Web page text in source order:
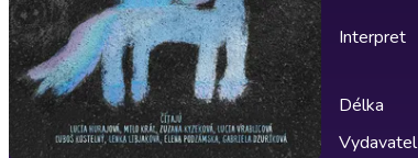
Interpret
Délka
Vydavatel